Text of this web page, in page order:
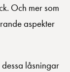
Och mer som
aspekter
låsningar